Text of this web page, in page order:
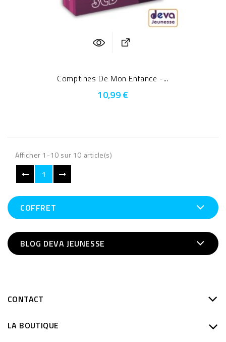
Comptines De Mon Enfance -...
10,99 €
Afficher 1-10 sur 10 article(s)
1
COFFRET
BLOG DEVA JEUNESSE
CONTACT
LA BOUTIQUE